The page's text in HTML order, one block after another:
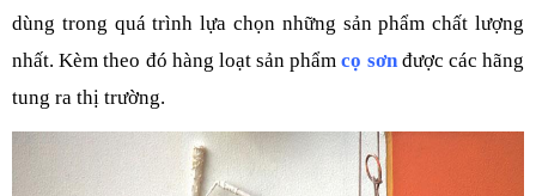
dùng trong quá trình lựa chọn những sản phẩm chất lượng
nhất. Kèm theo đó hàng loạt sản phẩm cọ sơn được các hãng
tung ra thị trường.